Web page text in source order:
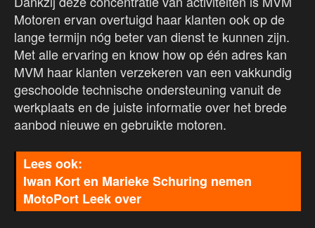
Motoren ervan overtuigd haar klanten ook op de
lange termijn nóg beter van dienst te kunnen zijn.
Met alle ervaring en know how op één adres kan
MVM haar klanten verzekeren van een vakkundig
geschoolde technische ondersteuning vanuit de
werkplaats en de juiste informatie over het brede
aanbod nieuwe en gebruikte motoren.
Iwan Kort en Marieke Schuring nemen
MotoPort Leek over